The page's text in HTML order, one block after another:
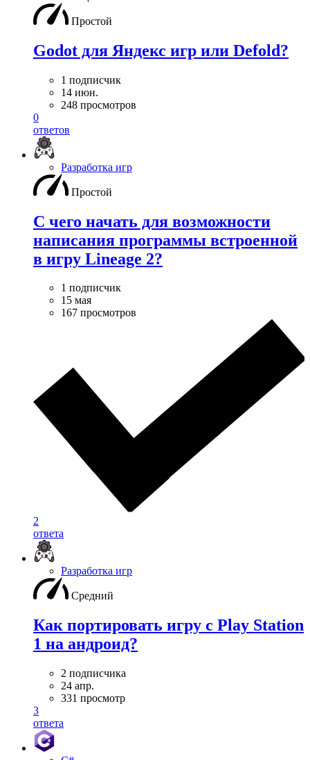
Простой
Godot для Яндекс игр или Defold?
1 подписчик
14 июн.
248 просмотров
0
ответов
Разработка игр
Простой
С чего начать для возможности
написания программы встроенной
в игру Lineage 2?
1 подписчик
15 мая
167 просмотров
2
ответа
Разработка игр
Средний
Как портировать игру с Play Station
1 на андроид?
2 подписчика
24 апр.
331 просмотр
3
ответа